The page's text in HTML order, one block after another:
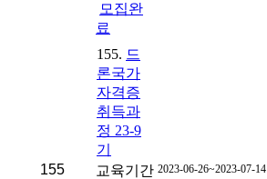
모집완
료
155
155. 드
론국가
자격증
취득과
정 23-9
기
교육기간 2023-06-26~2023-07-14